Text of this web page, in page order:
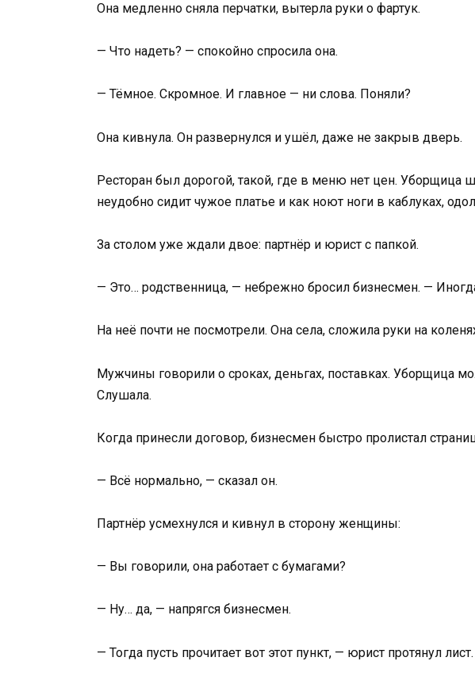
Она медленно сняла перчатки, вытерла руки о фартук.
— Что надеть? — спокойно спросила она.
— Тёмное. Скромное. И главное — ни слова. Поняли?
Она кивнула. Он развернулся и ушёл, даже не закрыв дверь.
Ресторан был дорогой, такой, где в меню нет цен. Уборщица
неудобно сидит чужое платье и как ноют ноги в каблуках,
За столом уже ждали двое: партнёр и юрист с папкой.
— Это… родственница, — небрежно бросил бизнесмен. —
На неё почти не посмотрели. Она села, сложила руки на
Мужчины говорили о сроках, деньгах, поставках. Уборщица
Слушала.
Когда принесли договор, бизнесмен быстро пролистал
— Всё нормально, — сказал он.
Партнёр усмехнулся и кивнул в сторону женщины:
— Вы говорили, она работает с бумагами?
— Ну… да, — напрягся бизнесмен.
— Тогда пусть прочитает вот этот пункт, — юрист протянул